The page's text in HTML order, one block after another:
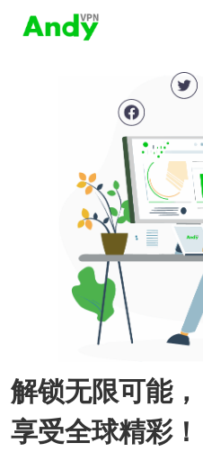
解锁无限可能，
享受全球精彩！